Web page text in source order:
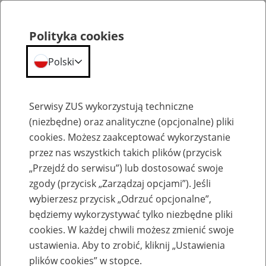
Szkolenia
Zaproś ZUS do siebie: Aktywni 50+
Polityka cookies
Polski
Serwisy ZUS wykorzystują techniczne
(niezbędne) oraz analityczne (opcjonalne) pliki
cookies. Możesz zaakceptować wykorzystanie
przez nas wszystkich takich plików (przycisk
„Przejdź do serwisu”) lub dostosować swoje
zgody (przycisk „Zarządzaj opcjami”). Jeśli
wybierzesz przycisk „Odrzuć opcjonalne”,
będziemy wykorzystywać tylko niezbędne pliki
cookies. W każdej chwili możesz zmienić swoje
ustawienia. Aby to zrobić, kliknij „Ustawienia
plików cookies” w stopce.